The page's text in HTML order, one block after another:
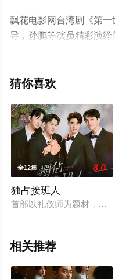
飘花电影网台湾剧《第
导，孙鹏等演员精彩演
已揭晓（1-61全集），
剧、电视猫或剧情网等平
猜你喜欢
全12集 8.0
独占接班人
首部以礼仪师为题材，描
相关推荐